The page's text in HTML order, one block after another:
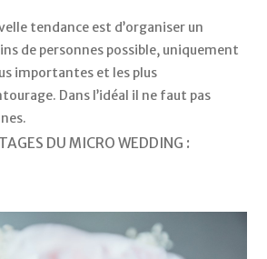
tendance est d’organiser un
de personnes possible, uniquement
importantes et les plus
Dans l’idéal il ne faut pas
DU MICRO WEDDING :